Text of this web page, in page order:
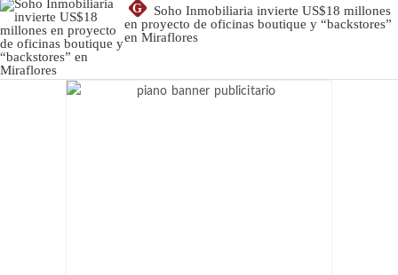
G
Soho Inmobiliaria invierte US$18 millones
en proyecto de oficinas boutique y “backstores”
en Miraflores